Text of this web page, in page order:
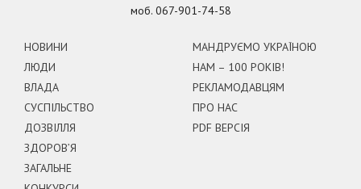
моб. 067-901-74-58
НОВИНИ
ЛЮДИ
ВЛАДА
СУСПІЛЬСТВО
ДОЗВІЛЛЯ
ЗДОРОВ’Я
ЗАГАЛЬНЕ
МАНДРУЄМО УКРАЇНОЮ
НАМ – 100 РОКІВ!
РЕКЛАМОДАВЦЯМ
ПРО НАС
PDF ВЕРСІЯ